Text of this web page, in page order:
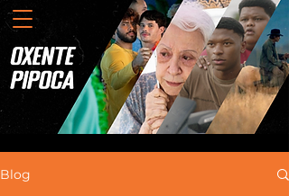
Blog